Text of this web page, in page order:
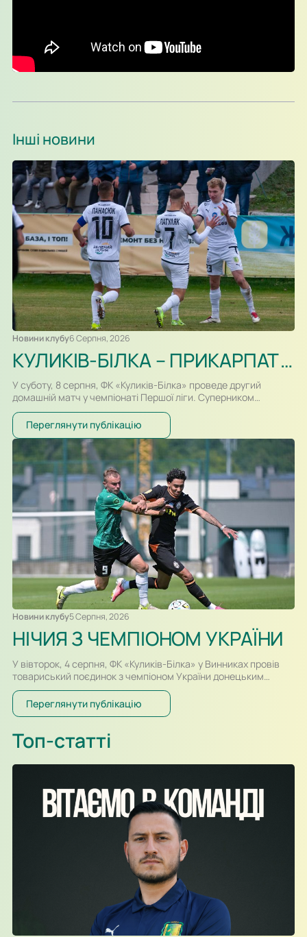
Інші новини
Новини клубу6 Серпня, 2026
КУЛИКІВ-БІЛКА – ПРИКАРПАТТЯ-БЛАГО. ПРЕВ’Ю
У суботу, 8 серпня, ФК «Куликів-Білка» проведе другий
домашній матч у чемпіонаті Першої ліги. Суперником
команди Сергія Атласюка стане івано-франківське
«Прикарпаття-Благо». Поєдинок на «Арені Куликів»
розпочнеться о 16:30. Для суперників це буде перша
офіційна зустріч в історії. Раніше команди перетиналися
лише у контрольних матчах. Старт сезону для команд
вийшов різним. Новачок Першої ліги «Куликів-Білка» у…
Переглянути публікацію
Новини клубу5 Серпня, 2026
НІЧИЯ З ЧЕМПІОНОМ УКРАЇНИ
У вівторок, 4 серпня, ФК «Куликів-Білка» у Винниках провів
товариський поєдинок з чемпіоном України донецьким
«Шахтарем». Перший тайм спарингу, який відбувався у
форматі два тайми по 30-ть хвилин, проходив за переваги
гравців «Шахтаря», які більше контролювали м’яч і частіше
Олександра Караваєва м’яч потрапив у стійку воріт…
Переглянути публікацію
Топ-статті